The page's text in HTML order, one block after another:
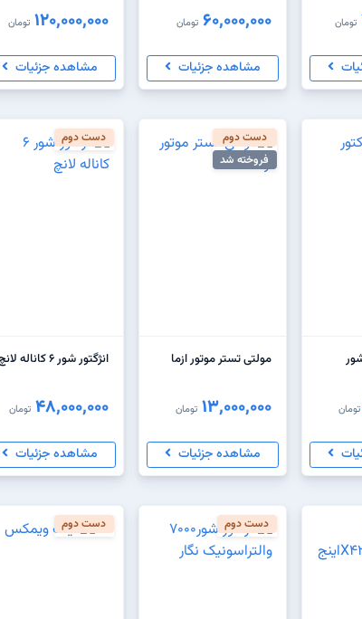
تومان 60,000,000 تومان
مشاهده جزئیات
120,000,000 تومان
مشاهده جزئیات
تومان
دست دوم
فروخته شد
مولتی تستر موتور ازما
13,000,000 تومان
مشاهده جزئیات
دست دوم
انژگتور شور ۶ کاناله لانچ
48,000,000 تومان
مشاهده جزئیات
دست دوم دست دوم